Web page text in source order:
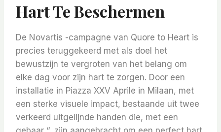
Hart Te Beschermen
De Novartis -campagne van Quore to Heart is
precies teruggekeerd met als doel het
bewustzijn te vergroten van het belang om
elke dag voor zijn hart te zorgen. Door een
installatie in Piazza XXV Aprile in Milaan, met
een sterke visuele impact, bestaande uit twee
verkeerd uitgelijnde handen die, met een